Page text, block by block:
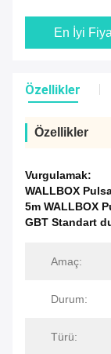
En İyi
Özellikler
Özellikler
Vurgulamak:
WALLBOX
5m WALLBOX
GBT Standart
Amaç:
Durum:
Türü: